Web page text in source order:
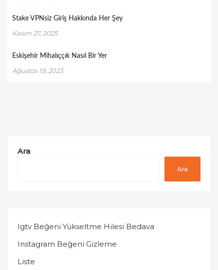
Stake VPNsiz Giriş Hakkında Her Şey
Kasım 27, 2025
Eskişehir Mihalıççık Nasıl Bir Yer
Ağustos 19, 2023
Ara
Ara
Igtv Beğeni Yükseltme Hilesi Bedava
Instagram Beğeni Gizleme
Liste